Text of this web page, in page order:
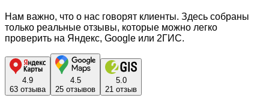
Нам важно, что о нас говорят клиенты. Здесь собраны
только реальные отзывы, которые можно легко
проверить на Яндекс, Google или 2ГИС.
4.9
63 отзыва
4.5
25 отзывов
5.0
21 отзыв